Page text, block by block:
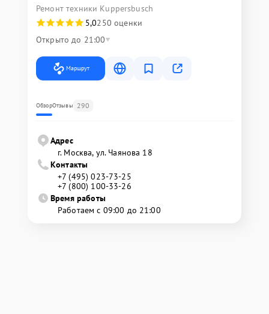
Ремонт техники Kuppersbusch
5,0250 оценки
Открыто до 21:00
Маршрут
ОбзорОтзывы 290
Адрес
г. Москва, ул. Чаянова 18
Контакты
+7 (495) 023-73-25
+7 (800) 100-33-26
Время работы
Работаем с 09:00 до 21:00